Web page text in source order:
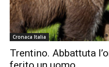
Cronaca Italia
Trentino. Abbattuta